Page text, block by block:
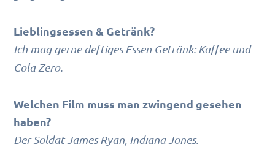
Lieblingsessen & Getränk?
Ich mag gerne deftiges Essen Getränk: Kaffee und
Cola Zero.
Welchen Film muss man zwingend gesehen
haben?
Der Soldat James Ryan, Indiana Jones.